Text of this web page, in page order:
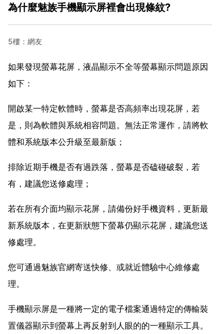
為什麼魅族手機顯示屏裡會出現條紋?
5樓：網友
如果發現螢幕花屏，液晶顯示不全等螢幕顯示問題原因
如下：
開啟某一特定軟體時，螢幕是否高頻率出現花屏，若
是，則為軟體與系統相容問題。無法正常運作，請將軟
體和系統版本公升級至最新版；
排除近期手機是否有過跌落，螢幕是否磕碰破裂，若
有，建議您送修處理；
若在所有介面均顯示花屏，請備份好手機資料，更新最
新系統版本，在更新狀態下螢幕仍顯示花屏，建議您送
修處理。
您可通過魅族官網寄送快修、或就近體驗中心維修處
理。
手機顯示屏是一種將一定的電子檔案通過特定的傳輸裝
置儀器顯示到螢幕上再反射到人眼的的一種顯示工具。